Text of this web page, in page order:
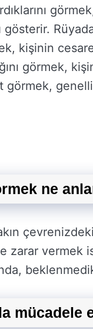
gösterir.
kişinin
görmek,
ne
zarar vermek
mücadele